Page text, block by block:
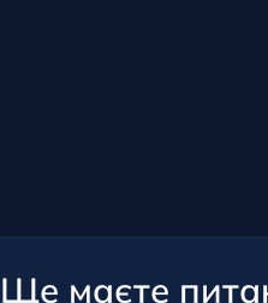
Ще маєте